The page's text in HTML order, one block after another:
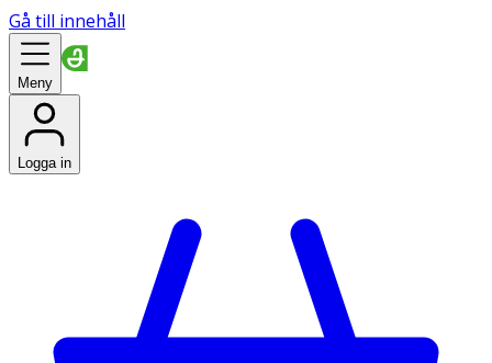
Gå till innehåll
Meny
Logga in